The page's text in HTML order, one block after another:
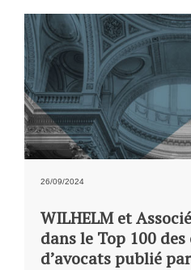
26/09/2024
WILHELM et
dans le Top 100
d’avocats publié